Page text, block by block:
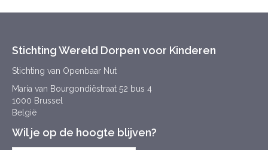
Stichting Wereld Dorpen voor Kinderen
Stichting van Openbaar Nut
Maria van Bourgondiëstraat 52 bus 4
1000 Brussel
België
Wil je op de hoogte blijven?